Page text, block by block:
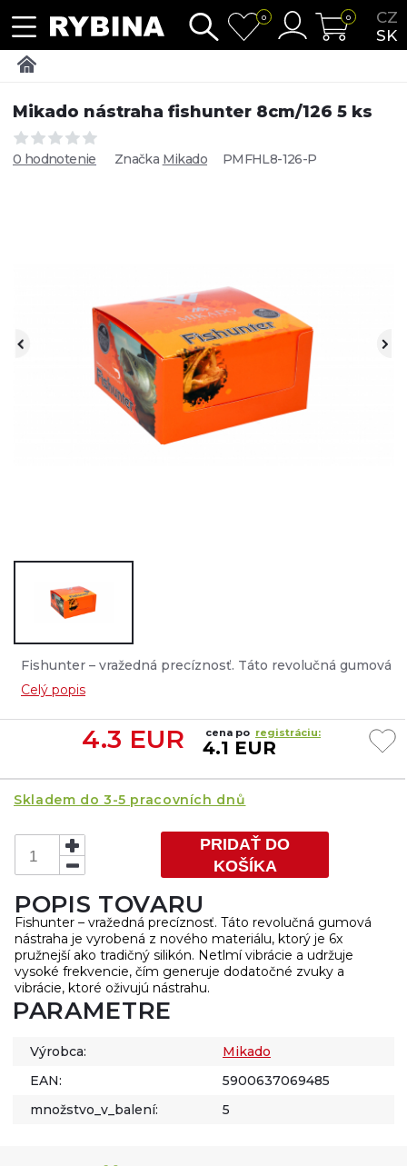
CZ
SK
0 0
Mikado nástraha fishunter 8cm/126 5 ks
0 hodnotenie Značka Mikado PMFHL8-126-P
Fishunter – vražedná precíznosť. Táto revolučná gumová
nástraha je vyrobená z nového materiálu, ktorý je 6x
pružnejší ako tradičný silikón. Netlmí vibrácie a udržuje
vysoké frekvencie, čím generuje dodatočné zvuky a
vibrácie, ktoré oživujú nástrahu....
Celý popis
4.3 EUR cena po registráciu:
4.1 EUR
Skladem do 3-5 pracovních dnů
PRIDAŤ DO
KOŠÍKA
POPIS TOVARU
Fishunter – vražedná precíznosť. Táto revolučná gumová
nástraha je vyrobená z nového materiálu, ktorý je 6x
pružnejší ako tradičný silikón. Netlmí vibrácie a udržuje
vysoké frekvencie, čím generuje dodatočné zvuky a
vibrácie, ktoré oživujú nástrahu.
PARAMETRE
Výrobca:
Mikado
EAN:
5900637069485
množstvo_v_balení:
5